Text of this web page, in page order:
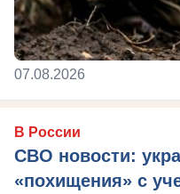
07.08.2026
В России
СВО новости:
«похищения» с